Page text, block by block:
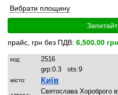
Вибрати площину
прайс, грн без ПДВ: 6,500.00 грн
код:
2516
grp:0.3 ots:9
місто: Київ
Святослава Хороброго